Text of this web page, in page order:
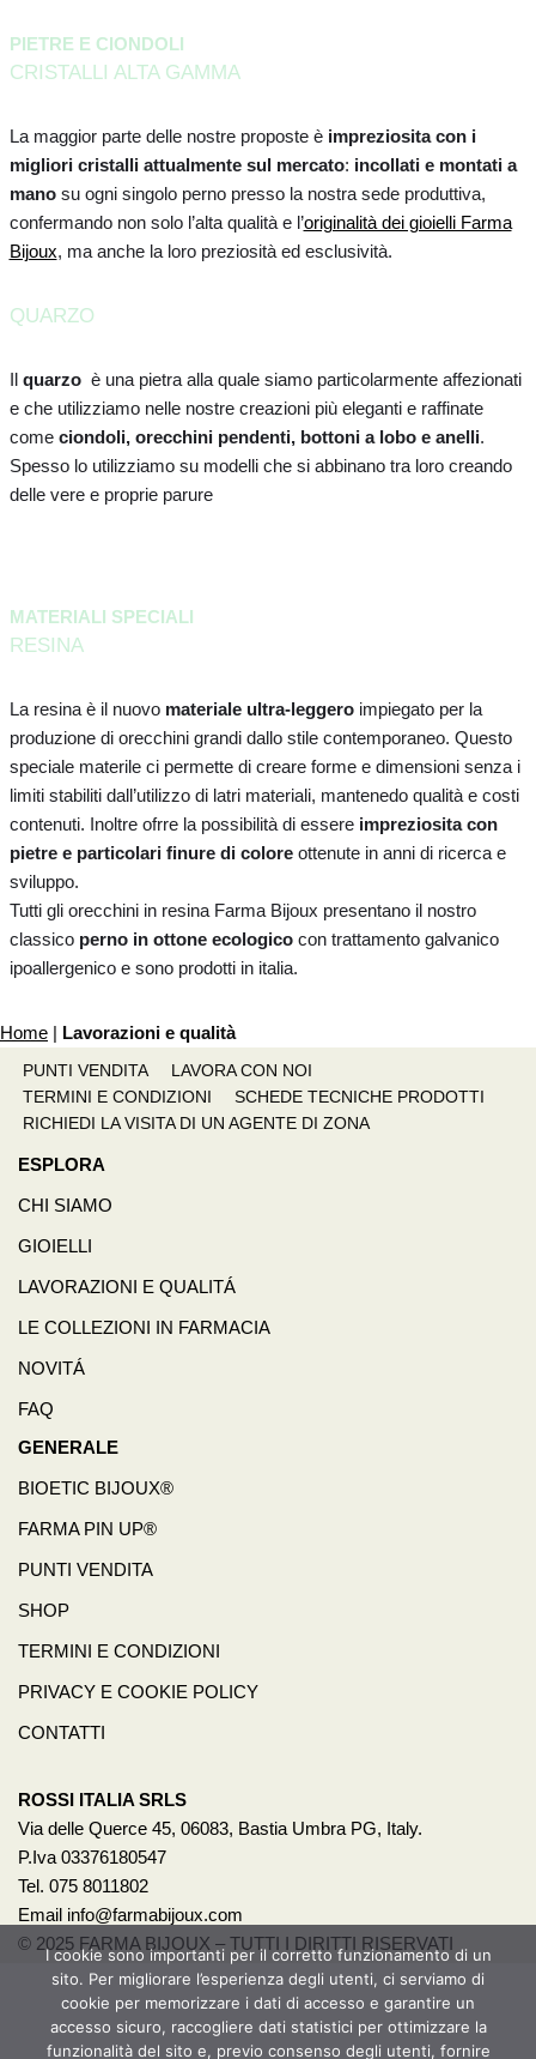
PIETRE E CIONDOLI
CRISTALLI ALTA GAMMA
La maggior parte delle nostre proposte è impreziosita con i
migliori cristalli attualmente sul mercato: incollati e montati a
manosu ogni singolo perno presso la nostra sede produttiva,
confermando non solo l’alta qualità e l’originalità dei gioielli Farma
Bijoux, ma anche la loro preziosità ed esclusività.
QUARZO
Il quarzo è una pietra alla quale siamo particolarmente affezionati
e che utilizziamo nelle nostre creazioni più eleganti e raffinate
come ciondoli, orecchini pendenti, bottoni a lobo e anelli.
Spesso lo utilizziamo su modelli che si abbinano tra loro creando
delle vere e proprie parure
MATERIALI SPECIALI
RESINA
La resina è il nuovo materiale ultra-leggeroimpiegato per la
produzione di orecchini grandi dallo stile contemporaneo. Questo
speciale materile ci permette di creare forme e dimensioni senza i
limiti stabiliti dall’utilizzo di latri materiali, mantenedo qualità e costi
contenuti. Inoltre ofrre la possibilità di essere impreziosita con
pietre e particolari finure di coloreottenute in anni di ricerca e
sviluppo.
Tutti gli orecchini in resina Farma Bijoux presentano il nostro
classico perno in ottone ecologicocon trattamento galvanico
ipoallergenico e sono prodotti in italia.
Home | Lavorazioni e qualità
PUNTI VENDITA
LAVORA CON NOI
TERMINI E CONDIZIONI
SCHEDE TECNICHE PRODOTTI
RICHIEDI LA VISITA DI UN AGENTE DI ZONA
ESPLORA
CHI SIAMO
GIOIELLI
LAVORAZIONI E QUALITÁ
LE COLLEZIONI IN FARMACIA
NOVITÁ
FAQ
GENERALE
BIOETIC BIJOUX®
FARMA PIN UP®
PUNTI VENDITA
SHOP
TERMINI E CONDIZIONI
PRIVACY E COOKIE POLICY
CONTATTI
ROSSI ITALIA SRLS
Via delle Querce 45, 06083, Bastia Umbra PG, Italy.
P.Iva 03376180547
Tel. 075 8011802
Email info@farmabijoux.com
© 2025 FARMA BIJOUX – TUTTI I DIRITTI RISERVATI
1522
BASTA VIOLENZA SULLE DONNE!
I cookie sono importanti per il corretto funzionamento di un
sito. Per migliorare l’esperienza degli utenti, ci serviamo di
cookie per memorizzare i dati di accesso e garantire un
accesso sicuro, raccogliere dati statistici per ottimizzare la
funzionalità del sito e, previo consenso degli utenti, fornire